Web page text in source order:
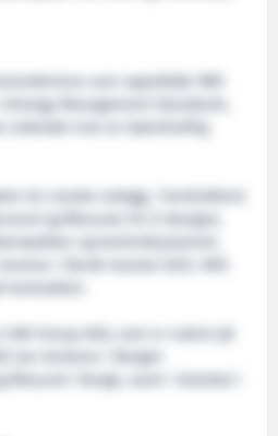
som oppnådde IMO
Management Standard»,
tre norske anlegg, i henholdsvis
og Ålesund, for å designe,
kontrakten.
Group ASA, som er notert på
har kontorer i Bergen
Ålesund i Norge, samt i Istanbul i